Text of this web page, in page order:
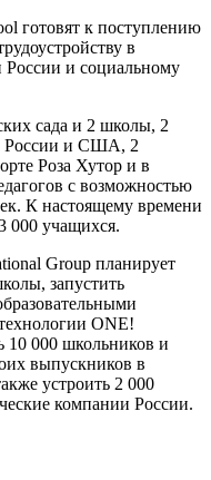
готовят к поступлению
в
России и социальному
сада и 2 школы, 2
России и США, 2
Роза Хутор и в
с возможностью
К настоящему времени
000 учащихся.
Group планирует
запустить
ONE!
10 000 школьников и
выпускников в
устроить 2 000
компании России.